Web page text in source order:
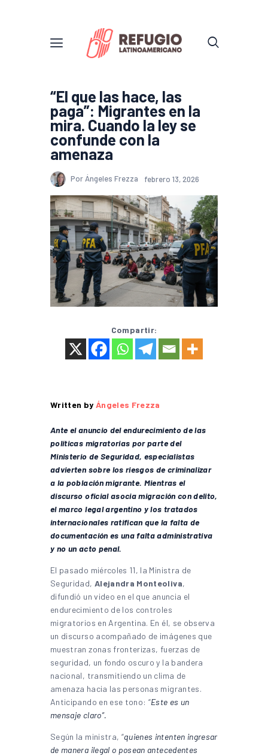
“El que las hace, las
paga”: Migrantes en la
mira. Cuando la ley se
confunde con la
amenaza
Por Ángeles Frezza febrero 13, 2026
Compartir:
Written by Ángeles Frezza
Ante el anuncio del endurecimiento de las
políticas migratorias por parte del
Ministerio de Seguridad, especialistas
advierten sobre los riesgos de criminalizar
a la población migrante. Mientras el
discurso oficial asocia migración con delito,
el marco legal argentino y los tratados
internacionales ratifican que la falta de
documentación es una falta administrativa
y no un acto penal.
El pasado miércoles 11, la Ministra de
Seguridad, Alejandra Monteoliva,
difundió un video en el que anuncia el
endurecimiento de los controles
migratorios en Argentina. En él, se observa
un discurso acompañado de imágenes que
muestran zonas fronterizas, fuerzas de
seguridad, un fondo oscuro y la bandera
nacional, transmitiendo un clima de
amenaza hacia las personas migrantes.
Anticipando en ese tono: “Este es un
mensaje claro”.
Según la ministra, “quienes intenten ingresar
de manera ilegal o posean antecedentes